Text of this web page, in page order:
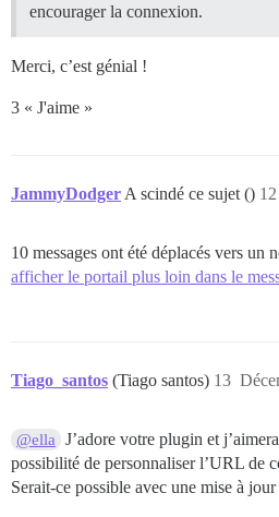
encourager la connexion.
Merci, c’est génial !
3 « J'aime »
JammyDodger A scindé ce sujet () 12
10 messages ont été déplacés vers un
afficher le portail plus loin dans le
Tiago_santos (Tiago santos) 13
@ella
J’adore votre plugin et
possibilité de personnaliser l’URL de
Serait-ce possible avec une mise à jour